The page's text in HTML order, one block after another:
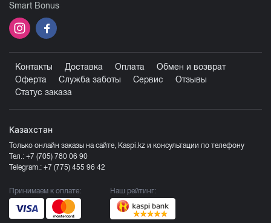
Smart Bonus
Контакты Доставка Оплата
Обмен и возврат
Оферта
Служба заботы Сервис
Отзывы
Статус заказа
Казахстан
Только онлайн заказы на сайте, Kaspi.kz и консультации по телефону
Тел.: +7 (705) 780 06 90
Telegram.: +7 (775) 455 96 42
Принимаем к оплате: Наш рейтинг: